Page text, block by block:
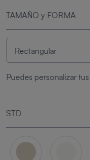
TAMAÑO y FORMA
Puedes personalizar
STD